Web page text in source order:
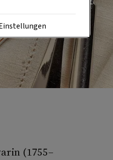
(1755–